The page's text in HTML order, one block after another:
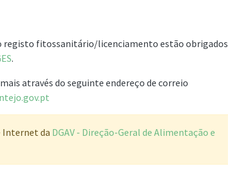
registo fitossanitário/licenciamento estão obrigados
.
através do seguinte endereço de correio
Internet da DGAV - Direção-Geral de Alimentação e